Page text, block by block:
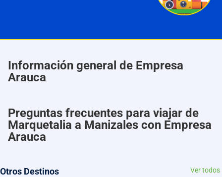
Información general de Empresa
Arauca
Preguntas frecuentes para viajar de
Marquetalia a Manizales con Empresa
Arauca
Otros Destinos Ver todos